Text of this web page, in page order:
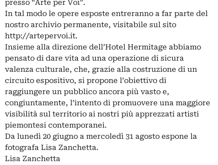
presso “Arte per Voi”.
In tal modo le opere esposte entreranno a far parte del
nostro archivio permanente, visitabile sul sito
http://artepervoi.it.
Insieme alla direzione dell’Hotel Hermitage abbiamo
pensato di dare vita ad una operazione di sicura
valenza culturale, che, grazie alla costruzione di un
circuito espositivo, si propone l’obiettivo di
raggiungere un pubblico ancora più vasto e,
congiuntamente, l’intento di promuovere una maggiore
visibilità sul territorio ai nostri più apprezzati artisti
piemontesi contemporanei.
Da lunedì 20 giugno a mercoledì 31 agosto espone la
fotografa Lisa Zanchetta.
Lisa Zanchetta